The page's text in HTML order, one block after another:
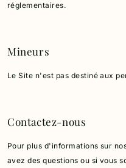
réglementaires.
Mineurs
Le Site n'est pas destiné aux
Contactez-nous
Pour plus d'informations sur
avez des questions ou si vous